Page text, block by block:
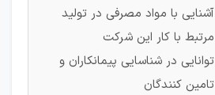
آشنایی با مواد مصرفی در تولید
مرتبط با کار این شرکت
توانایی در شناسایی پیمانکاران و
تامین کنندگان